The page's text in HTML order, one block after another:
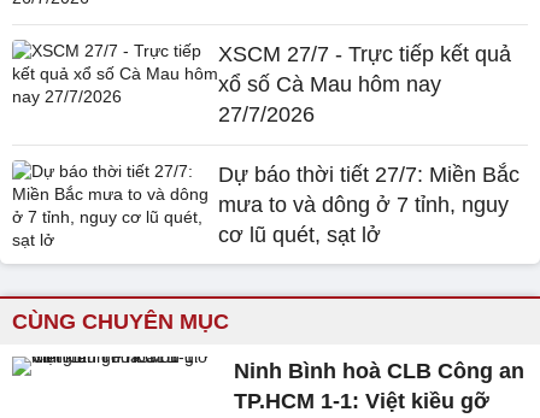
XSCM 27/7 - Trực tiếp kết quả
xổ số Cà Mau hôm nay
27/7/2026
Dự báo thời tiết 27/7: Miền Bắc
mưa to và dông ở 7 tỉnh, nguy
cơ lũ quét, sạt lở
CÙNG CHUYÊN MỤC
Ninh Bình hoà CLB Công an
TP.HCM 1-1: Việt kiều gỡ